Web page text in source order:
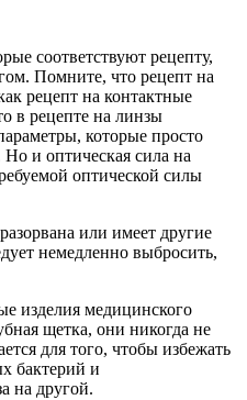
соответствуют рецепту,
Помните, что рецепт на
рецепт на контактные
в рецепте на линзы
которые просто
Но и оптическая сила на
оптической силы
или имеет другие
немедленно выбросить,
изделия медицинского
щетка, они никогда не
для того, чтобы избежать
бактерий и
на другой.